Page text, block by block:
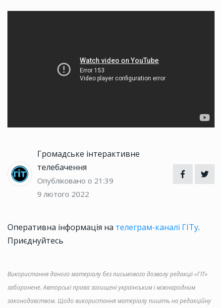
Громадське інтерактивне
телебачення
Опубліковано о 21:39
9 лютого 2022
Оперативна інформація на телеграм-каналі ГІТу.
Приєднуйтесь
Використання даного матеріалу без письмового дозволу редакції «ГІТ»
заборонене. Авторські права захищені українським і міжнародним
законодавством. Щодо використання матеріалу пишіть на редакційну